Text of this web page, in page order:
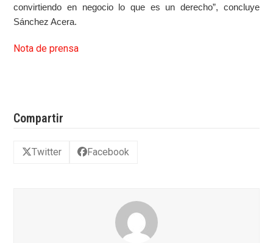
convirtiendo en negocio lo que es un derecho”, concluye
Sánchez Acera.
Nota de prensa
Compartir
Twitter Facebook